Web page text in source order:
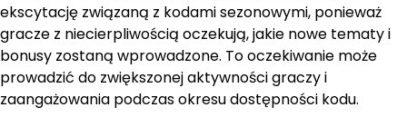
ekscytację związaną z kodami sezonowymi, ponieważ
gracze z niecierpliwością oczekują, jakie nowe tematy i
bonusy zostaną wprowadzone. To oczekiwanie może
prowadzić do zwiększonej aktywności graczy i
zaangażowania podczas okresu dostępności kodu.